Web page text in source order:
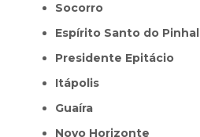
Socorro
Espírito Santo do Pinhal
Presidente Epitácio
Itápolis
Guaíra
Novo Horizonte